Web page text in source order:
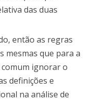
das duas
então as regras
mesmas que para a
comum ignorar o
definições e
na análise de